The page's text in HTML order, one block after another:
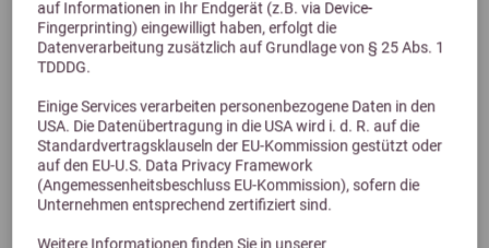
auf Informationen in Ihr Endgerät (z.B. via Device-
Fingerprinting) eingewilligt haben, erfolgt die
Datenverarbeitung zusätzlich auf Grundlage von § 25 Abs. 1
TDDDG.
Einige Services verarbeiten personenbezogene Daten in den
USA. Die Datenübertragung in die USA wird i. d. R. auf die
Standardvertragsklauseln der EU-Kommission gestützt oder
auf den EU-U.S. Data Privacy Framework
(Angemessenheitsbeschluss EU-Kommission), sofern die
Unternehmen entsprechend zertifiziert sind.
Weitere Informationen finden Sie in unserer